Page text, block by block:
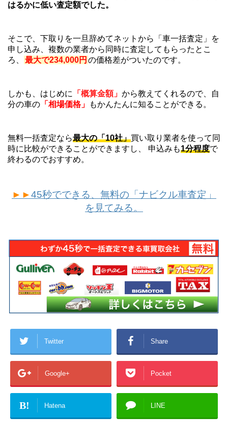
はるかに低い査定額でした。
そこで、下取りを一旦辞めてネットから「車一括査定」を
申し込み、複数の業者から同時に査定してもらったとこ
ろ、
最大で234,000円 の価格差がついたのです。
しかも、はじめに 「概算金額」 から教えてくれるので、自
分の車の 「相場価格」 もかんたんに知ることができる。
無料一括査定なら最大の「10社」買い取り業者を使って同
時に比較ができることができますし、 申込みも1分程度で
終わるのでおすすめ。
►►45秒でできる、無料の「ナビクル車査定」
を見てみる。
Twitter Share
Google+ Pocket
B! Hatena LINE